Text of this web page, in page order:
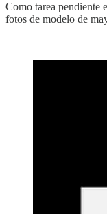
Como tarea pendiente
fotos de modelo de